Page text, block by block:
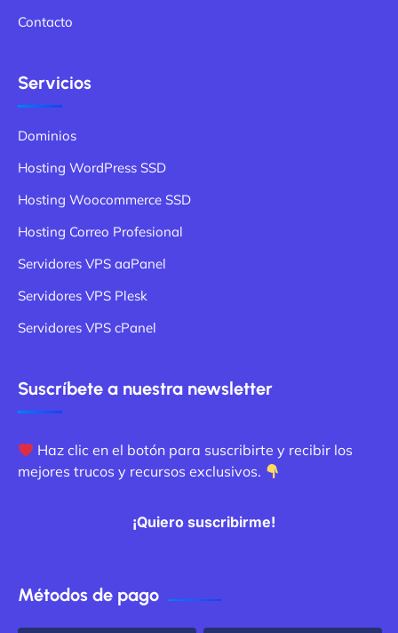
Contacto
Servicios
Dominios
Hosting WordPress SSD
Hosting Woocommerce SSD
Hosting Correo Profesional
Servidores VPS aaPanel
Servidores VPS Plesk
Servidores VPS cPanel
Suscríbete a nuestra newsletter
Haz clic en el botón para suscribirte y recibir los
mejores trucos y recursos exclusivos.
¡Quiero suscribirme!
Métodos de pago